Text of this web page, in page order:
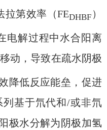
拉第效率（FEDHBF ）
电解过程中水合阳离
动，导致在疏水阴极
降低反应能垒，促进
基于氘代和/或非氘
极水分解为阴极加氢